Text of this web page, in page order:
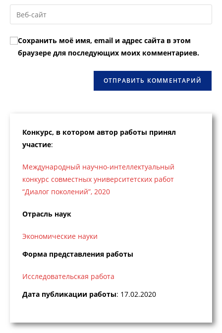
пользователя,
чтобы
прокомментировать
email-
адрес,
прокомментировать
Введите
URL
вашего
веб-
сайта
Сохранить моё имя, email и адрес сайта в этом
браузере для последующих моих комментариев.
Конкурс, в котором автор работы принял
участие:
Международный научно-интеллектуальный
конкурс совместных университетских работ
“Диалог поколений”, 2020
Отрасль наук
Экономические науки
Форма представления работы
Исследовательская работа
Дата публикации работы: 17.02.2020